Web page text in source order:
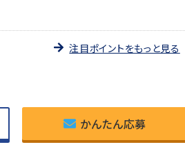
注目ポイントをもっと見る
かんたん応募